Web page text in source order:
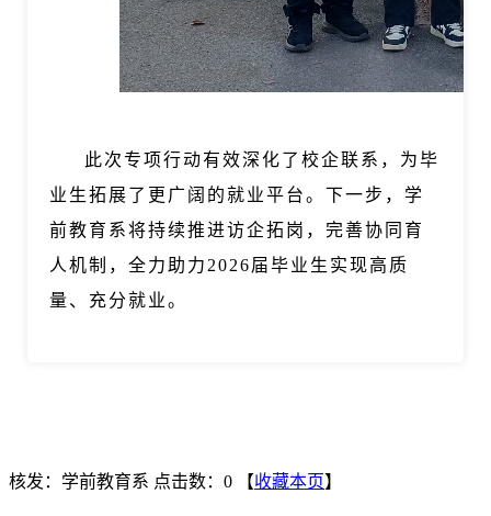
此次专项行动有效深化了校企联系，为毕
业生拓展了更广阔的就业平台。下一步，学
前教育系将持续推进访企拓岗，完善协同育
人机制，全力助力2026届毕业生实现高质
量、充分就业。
核发：学前教育系 点击数：0 【收藏本页】